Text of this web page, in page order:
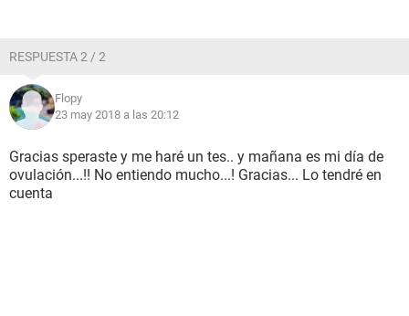
RESPUESTA 2 / 2
Flopy
23 may 2018 a las 20:12
Gracias speraste y me haré un tes.. y mañana es mi día de
ovulación...!! No entiendo mucho...! Gracias... Lo tendré en
cuenta